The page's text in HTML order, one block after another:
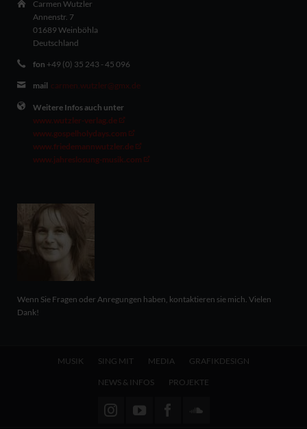
Carmen Wutzler
Annenstr. 7
01689 Weinböhla
Deutschland
fon +49 (0) 35 243 - 45 096
mail carmen.wutzler@gmx.de
Weitere Infos auch unter
www.wutzler-verlag.de
www.gospelholydays.com
www.friedemannwutzler.de
www.jahreslosung-musik.com
Wenn Sie Fragen oder Anregungen haben, kontaktieren sie mich. Vielen
Dank!
MUSIK SING MIT MEDIA GRAFIKDESIGN
NEWS & INFOS PROJEKTE